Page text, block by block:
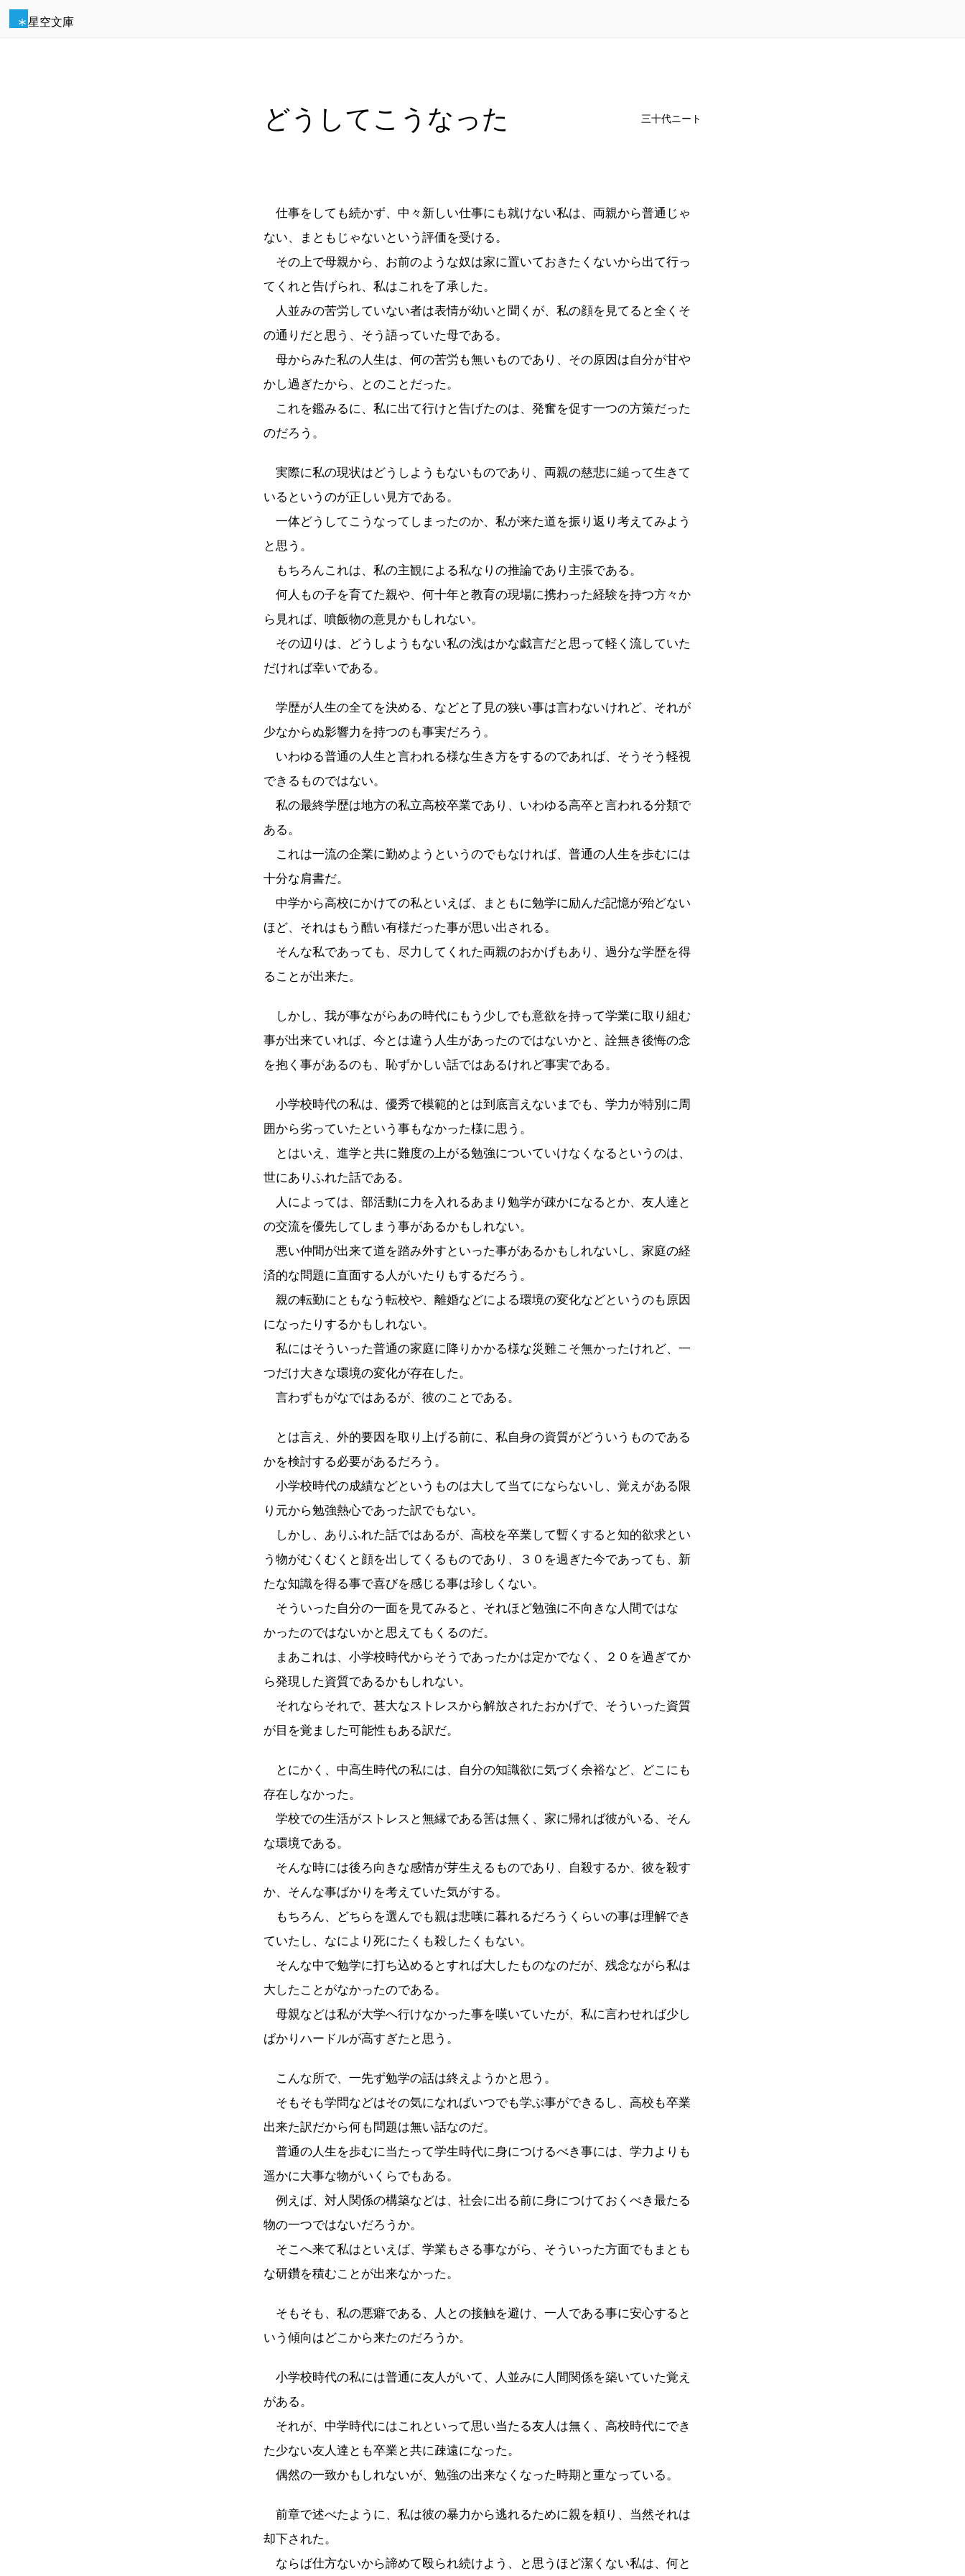
星空文庫
どうしてこうなった 三十代ニート
仕事をしても続かず、中々新しい仕事にも就けない私は、両親から普通じゃ
ない、まともじゃないという評価を受ける。
その上で母親から、お前のような奴は家に置いておきたくないから出て行っ
てくれと告げられ、私はこれを了承した。
人並みの苦労していない者は表情が幼いと聞くが、私の顔を見てると全くそ
の通りだと思う、そう語っていた母である。
母からみた私の人生は、何の苦労も無いものであり、その原因は自分が甘や
かし過ぎたから、とのことだった。
これを鑑みるに、私に出て行けと告げたのは、発奮を促す一つの方策だった
のだろう。
実際に私の現状はどうしようもないものであり、両親の慈悲に縋って生きて
いるというのが正しい見方である。
一体どうしてこうなってしまったのか、私が来た道を振り返り考えてみよう
と思う。
もちろんこれは、私の主観による私なりの推論であり主張である。
何人もの子を育てた親や、何十年と教育の現場に携わった経験を持つ方々か
ら見れば、噴飯物の意見かもしれない。
その辺りは、どうしようもない私の浅はかな戯言だと思って軽く流していた
だければ幸いである。
学歴が人生の全てを決める、などと了見の狭い事は言わないけれど、それが
少なからぬ影響力を持つのも事実だろう。
いわゆる普通の人生と言われる様な生き方をするのであれば、そうそう軽視
できるものではない。
私の最終学歴は地方の私立高校卒業であり、いわゆる高卒と言われる分類で
ある。
これは一流の企業に勤めようというのでもなければ、普通の人生を歩むには
十分な肩書だ。
中学から高校にかけての私といえば、まともに勉学に励んだ記憶が殆どない
ほど、それはもう酷い有様だった事が思い出される。
そんな私であっても、尽力してくれた両親のおかげもあり、過分な学歴を得
ることが出来た。
しかし、我が事ながらあの時代にもう少しでも意欲を持って学業に取り組む
事が出来ていれば、今とは違う人生があったのではないかと、詮無き後悔の念
を抱く事があるのも、恥ずかしい話ではあるけれど事実である。
小学校時代の私は、優秀で模範的とは到底言えないまでも、学力が特別に周
囲から劣っていたという事もなかった様に思う。
とはいえ、進学と共に難度の上がる勉強についていけなくなるというのは、
世にありふれた話である。
人によっては、部活動に力を入れるあまり勉学が疎かになるとか、友人達と
の交流を優先してしまう事があるかもしれない。
悪い仲間が出来て道を踏み外すといった事があるかもしれないし、家庭の経
済的な問題に直面する人がいたりもするだろう。
親の転勤にともなう転校や、離婚などによる環境の変化などというのも原因
になったりするかもしれない。
私にはそういった普通の家庭に降りかかる様な災難こそ無かったけれど、一
つだけ大きな環境の変化が存在した。
言わずもがなではあるが、彼のことである。
とは言え、外的要因を取り上げる前に、私自身の資質がどういうものである
かを検討する必要があるだろう。
小学校時代の成績などというものは大して当てにならないし、覚えがある限
り元から勉強熱心であった訳でもない。
しかし、ありふれた話ではあるが、高校を卒業して暫くすると知的欲求とい
う物がむくむくと顔を出してくるものであり、３０を過ぎた今であっても、新
たな知識を得る事で喜びを感じる事は珍しくない。
そういった自分の一面を見てみると、それほど勉強に不向きな人間ではな
かったのではないかと思えてもくるのだ。
まあこれは、小学校時代からそうであったかは定かでなく、２０を過ぎてか
ら発現した資質であるかもしれない。
それならそれで、甚大なストレスから解放されたおかげで、そういった資質
が目を覚ました可能性もある訳だ。
とにかく、中高生時代の私には、自分の知識欲に気づく余裕など、どこにも
存在しなかった。
学校での生活がストレスと無縁である筈は無く、家に帰れば彼がいる、そん
な環境である。
そんな時には後ろ向きな感情が芽生えるものであり、自殺するか、彼を殺す
か、そんな事ばかりを考えていた気がする。
もちろん、どちらを選んでも親は悲嘆に暮れるだろうくらいの事は理解でき
ていたし、なにより死にたくも殺したくもない。
そんな中で勉学に打ち込めるとすれば大したものなのだが、残念ながら私は
大したことがなかったのである。
母親などは私が大学へ行けなかった事を嘆いていたが、私に言わせれば少し
ばかりハードルが高すぎたと思う。
こんな所で、一先ず勉学の話は終えようかと思う。
そもそも学問などはその気になればいつでも学ぶ事ができるし、高校も卒業
出来た訳だから何も問題は無い話なのだ。
普通の人生を歩むに当たって学生時代に身につけるべき事には、学力よりも
遥かに大事な物がいくらでもある。
例えば、対人関係の構築などは、社会に出る前に身につけておくべき最たる
物の一つではないだろうか。
そこへ来て私はといえば、学業もさる事ながら、そういった方面でもまとも
な研鑽を積むことが出来なかった。
そもそも、私の悪癖である、人との接触を避け、一人である事に安心すると
いう傾向はどこから来たのだろうか。
小学校時代の私には普通に友人がいて、人並みに人間関係を築いていた覚え
がある。
それが、中学時代にはこれといって思い当たる友人は無く、高校時代にでき
た少ない友人達とも卒業と共に疎遠になった。
偶然の一致かもしれないが、勉強の出来なくなった時期と重なっている。
前章で述べたように、私は彼の暴力から逃れるために親を頼り、当然それは
却下された。
ならば仕方ないから諦めて殴られ続けよう、と思うほど潔くない私は、何と